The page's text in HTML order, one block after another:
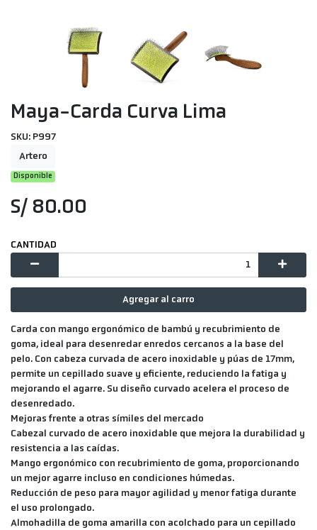
Maya-Carda Curva Lima
SKU: P997
Artero
Disponible
S/ 80.00
CANTIDAD
Agregar al carro
Carda con mango ergonómico de bambú y recubrimiento de
goma, ideal para desenredar enredos cercanos a la base del
pelo. Con cabeza curvada de acero inoxidable y púas de 17mm,
permite un cepillado suave y eficiente, reduciendo la fatiga y
mejorando el agarre. Su diseño curvado acelera el proceso de
desenredado.
Mejoras frente a otras símiles del mercado
Cabezal curvado de acero inoxidable que mejora la durabilidad y
resistencia a las caídas.
Mango ergonómico con recubrimiento de goma, proporcionando
un mejor agarre incluso en condiciones húmedas.
Reducción de peso para mayor agilidad y menor fatiga durante
el uso prolongado.
Almohadilla de goma amarilla con acolchado para un cepillado